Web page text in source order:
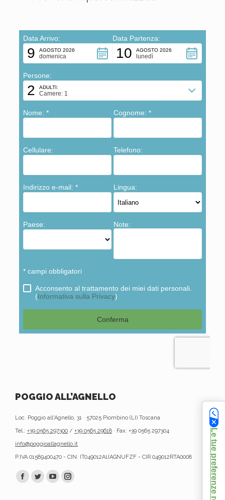
POGGIO ALL’AGNELLO
Loc. Poggio all'Agnello, 31 · 57025 Piombino (LI) Toscana
Tel.: +39 0565 297300 / +39 0565 29618 · Fax: +39 0565 297304
info@poggioallagnello.it
P.IVA 01589400470 - CIN: IT049012A1IAGNUFZF - CIR 049012RTA0008
Find us on:
FacebookTwitterYouTubeInstagram